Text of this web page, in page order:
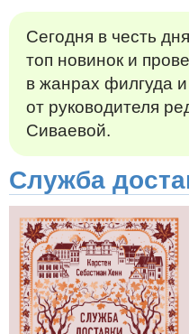
Сегодня в честь
топ новинок и
в жанрах филгуда
от руководителя
Сиваевой.
Служба